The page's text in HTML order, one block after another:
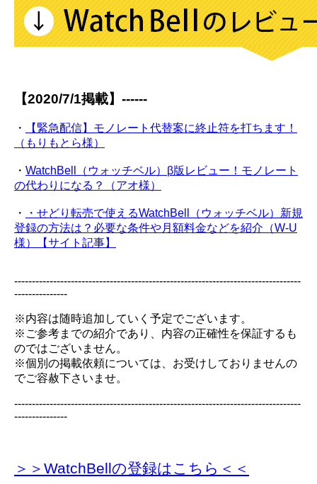
【2020/7/1掲載】------
・
【緊急配信】モノレート代替案に終止符を打ちます！
（もりもとら様）
・ WatchBell（ウォッチベル）β版レビュー！モノレート
の代わりになる？（アオ様）
・
・せどり転売で使えるWatchBell（ウォッチベル）新規
登録の方法は？必要な条件や月額料金などを紹介（W-U
様）【サイト記事】
---------------------------------------------------------------------------------
---------------
※内容は随時追加していく予定でございます。
※ご参考までの紹介であり、内容の正確性を保証するも
のではございません。
※個別の掲載依頼については、お受けしておりませんの
でご容赦下さいませ。
---------------------------------------------------------------------------------
---------------
＞＞WatchBellの登録はこちら＜＜